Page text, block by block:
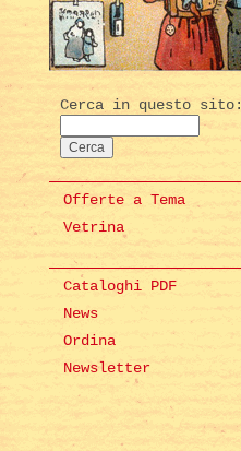
Cerca in questo sito:
Offerte a Tema
Vetrina
Cataloghi PDF
News
Ordina
Newsletter